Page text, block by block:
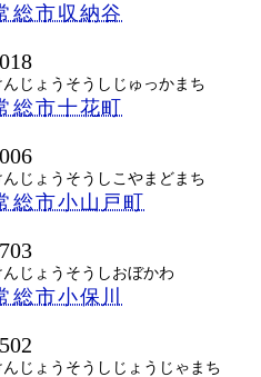
総市収納谷
じょうそうしじゅっかまち
総市十花町
じょうそうしこやまどまち
総市小山戸町
じょうそうしおぼかわ
総市小保川
じょうそうしじょうじゃまち